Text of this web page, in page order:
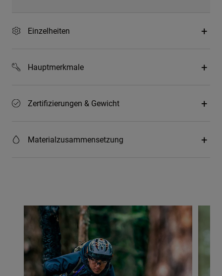
Einzelheiten
Hauptmerkmale
Zertifizierungen & Gewicht
Materialzusammensetzung